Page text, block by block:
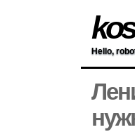
Hello,